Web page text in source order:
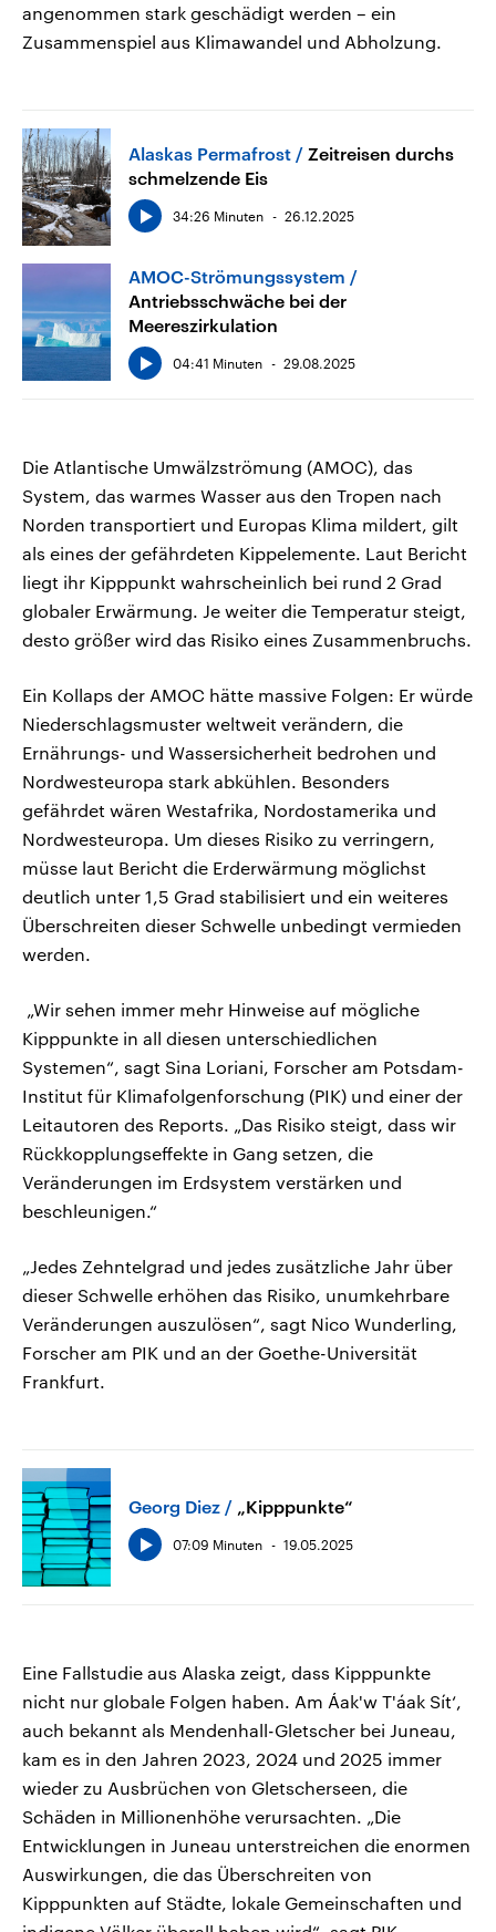
angenommen stark geschädigt werden – ein
Zusammenspiel aus Klimawandel und Abholzung.
Alaskas Permafrost
Zeitreisen durchs
schmelzende Eis
34:26 Minuten 26.12.2025
AMOC-Strömungssystem
Antriebsschwäche bei der
Meereszirkulation
04:41 Minuten 29.08.2025
Die Atlantische Umwälzströmung (AMOC), das
System, das warmes Wasser aus den Tropen nach
Norden transportiert und Europas Klima mildert, gilt
als eines der gefährdeten Kippelemente. Laut Bericht
liegt ihr Kipppunkt wahrscheinlich bei rund 2 Grad
globaler Erwärmung. Je weiter die Temperatur steigt,
desto größer wird das Risiko eines Zusammenbruchs.
Ein Kollaps der AMOC hätte massive Folgen: Er würde
Niederschlagsmuster weltweit verändern, die
Ernährungs- und Wassersicherheit bedrohen und
Nordwesteuropa stark abkühlen. Besonders
gefährdet wären Westafrika, Nordostamerika und
Nordwesteuropa. Um dieses Risiko zu verringern,
müsse laut Bericht die Erderwärmung möglichst
deutlich unter 1,5 Grad stabilisiert und ein weiteres
Überschreiten dieser Schwelle unbedingt vermieden
werden.
„Wir sehen immer mehr Hinweise auf mögliche
Kipppunkte in all diesen unterschiedlichen
Systemen“, sagt Sina Loriani, Forscher am Potsdam-
Institut für Klimafolgenforschung (PIK) und einer der
Leitautoren des Reports. „Das Risiko steigt, dass wir
Rückkopplungseffekte in Gang setzen, die
Veränderungen im Erdsystem verstärken und
beschleunigen.“
„Jedes Zehntelgrad und jedes zusätzliche Jahr über
dieser Schwelle erhöhen das Risiko, unumkehrbare
Veränderungen auszulösen“, sagt Nico Wunderling,
Forscher am PIK und an der Goethe-Universität
Frankfurt.
Georg Diez „Kipppunkte“
07:09 Minuten 19.05.2025
Eine Fallstudie aus Alaska zeigt, dass Kipppunkte
nicht nur globale Folgen haben. Am Áak'w T'áak Sít‘,
auch bekannt als Mendenhall-Gletscher bei Juneau,
kam es in den Jahren 2023, 2024 und 2025 immer
wieder zu Ausbrüchen von Gletscherseen, die
Schäden in Millionenhöhe verursachten. „Die
Entwicklungen in Juneau unterstreichen die enormen
Auswirkungen, die das Überschreiten von
Kipppunkten auf Städte, lokale Gemeinschaften und